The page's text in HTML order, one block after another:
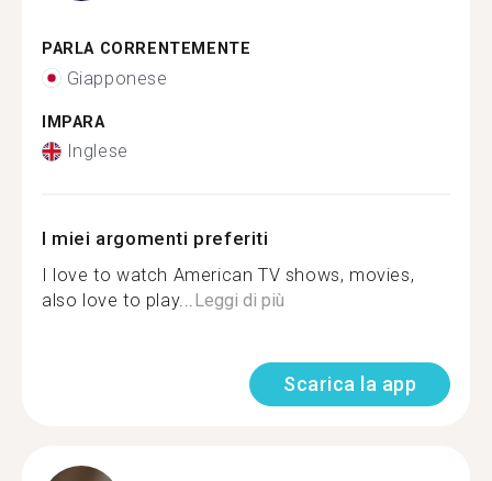
PARLA CORRENTEMENTE
Giapponese
IMPARA
Inglese
I miei argomenti preferiti
I love to watch American TV shows, movies,
also love to play...Leggi di più
Scarica la app